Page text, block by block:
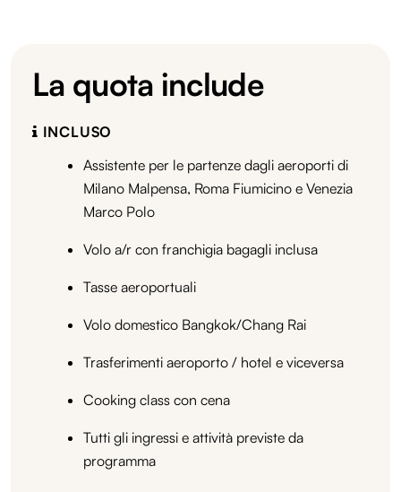
La quota include
INCLUSO
Assistente per le partenze dagli aeroporti di
Milano Malpensa, Roma Fiumicino e Venezia
Marco Polo
Volo a/r con franchigia bagagli inclusa
Tasse aeroportuali
Volo domestico Bangkok/Chang Rai
Trasferimenti aeroporto / hotel e viceversa
Cooking class con cena
Tutti gli ingressi e attività previste da
programma